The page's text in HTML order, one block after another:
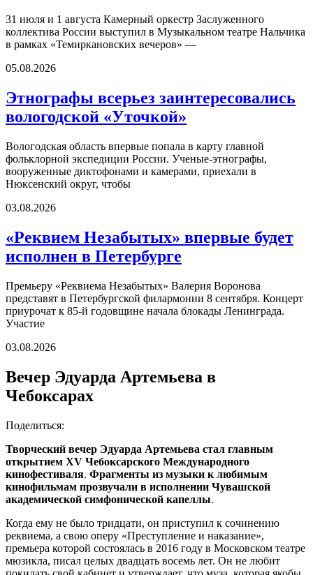
31 июля и 1 августа Камерный оркестр Заслуженного
коллектива России выступил в Музыкальном театре Нальчика
в рамках «Темиркановских вечеров» —
05.08.2026
Этнографы всерьез заинтересовались
вологодской «Уточкой»
Вологодская область впервые попала в карту главной
фольклорной экспедиции России. Ученые-этнографы,
вооруженные диктофонами и камерами, приехали в
Нюксенский округ, чтобы
03.08.2026
«Реквием Незабытых» впервые будет
исполнен в Петербурге
Премьеру «Реквиема Незабытых» Валерия Воронова
представят в Петербургской филармонии 8 сентября. Концерт
приурочат к 85-й годовщине начала блокады Ленинграда.
Участие
03.08.2026
Вечер Эдуарда Артемьева в
Чебоксарах
Поделиться:
Творческий вечер Эдуарда Артемьева стал главным
открытием XV Чебоксарского Международного
кинофестиваля. Фрагменты из музыки к любимым
кинофильмам прозвучали в исполнении Чувашской
академической симфонической капеллы.
Когда ему не было тридцати, он приступил к сочинению
реквиема, а свою оперу «Преступление и наказание»,
премьера которой состоялась в 2016 году в Московском театре
мюзикла, писал целых двадцать восемь лет. Он не любит